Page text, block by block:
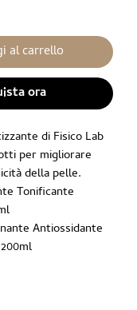
al carrello
ora
di Fisico Lab
per migliorare
della pelle.
Tonificante
Antiossidante